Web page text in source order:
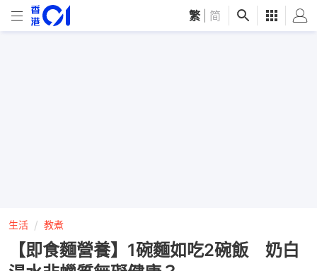
繁 简
生活 教煮
【即食麵營養】1碗麵如吃2碗飯 奶白